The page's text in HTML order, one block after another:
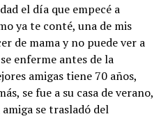
el día que empecé a
ya te conté, una de mis
de mama y no puede ver a
enferme antes de la
amigas tiene 70 años,
se fue a su casa de verano,
se trasladó del